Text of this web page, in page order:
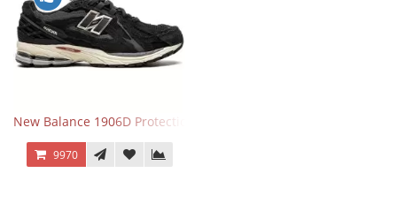
New Balance 1906D Protection Pack Black черные
9970